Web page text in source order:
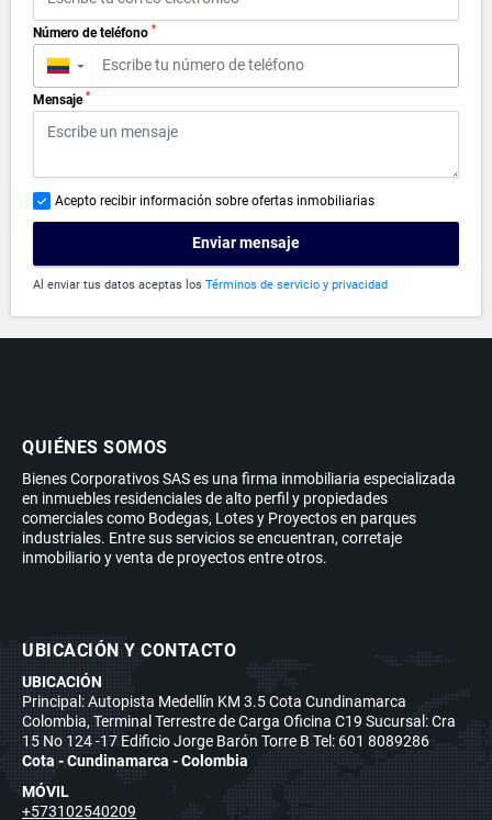
Número de teléfono *
▼
Mensaje *
Acepto recibir información sobre ofertas inmobiliarias
Enviar mensaje
Al enviar tus datos aceptas los Términos de servicio y privacidad
QUIÉNES SOMOS
Bienes Corporativos SAS es una firma inmobiliaria especializada
en inmuebles residenciales de alto perfil y propiedades
comerciales como Bodegas, Lotes y Proyectos en parques
industriales. Entre sus servicios se encuentran, corretaje
inmobiliario y venta de proyectos entre otros.
UBICACIÓN Y CONTACTO
UBICACIÓN
Principal: Autopista Medellín KM 3.5 Cota Cundinamarca
Colombia, Terminal Terrestre de Carga Oficina C19 Sucursal: Cra
15 No 124 -17 Edificio Jorge Barón Torre B Tel: 601 8089286
Cota - Cundinamarca - Colombia
MÓVIL
+573102540209